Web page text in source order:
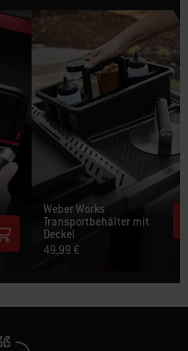
Weber Works
Transportbehälter mit
Deckel
49,99 €